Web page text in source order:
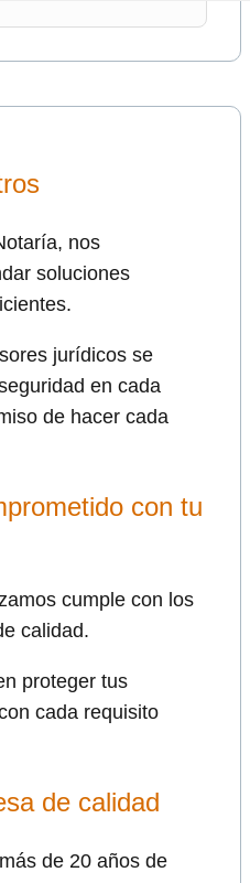
nos
soluciones
jurídicos se
en cada
de hacer cada
con tu
cumple con los
calidad.
proteger tus
cada requisito
de calidad
de 20 años de